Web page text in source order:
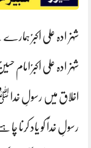
شہزادہ علی اکبرؑ ہمارے
شہزادہ علی اکبرؑ
اخلاق میں رسولِ
رسولِ خداؐ کو یاد کرنا